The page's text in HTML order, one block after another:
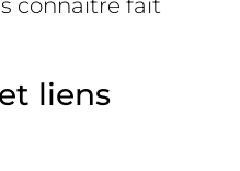
connaître fait
liens